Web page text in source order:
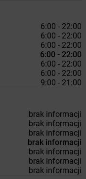
6:00 - 22:00
6:00 - 22:00
6:00 - 22:00
6:00 - 22:00
6:00 - 22:00
6:00 - 22:00
9:00 - 21:00
brak informacji
brak informacji
brak informacji
brak informacji
brak informacji
brak informacji
brak informacji